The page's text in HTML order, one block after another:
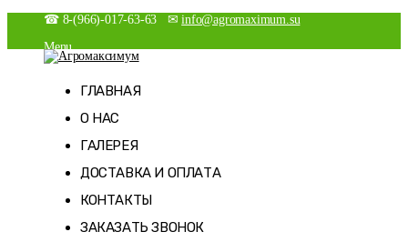
content
☎ 8-(966)-017-63-63 ✉info@agromaximum.su
Menu
Магазин
Оформление заказа
Список желаний
Агромаксимум
Агрономия на максималках
ГЛАВНАЯ
О НАС
ГАЛЕРЕЯ
ДОСТАВКА И ОПЛАТА
КОНТАКТЫ
ЗАКАЗАТЬ ЗВОНОК